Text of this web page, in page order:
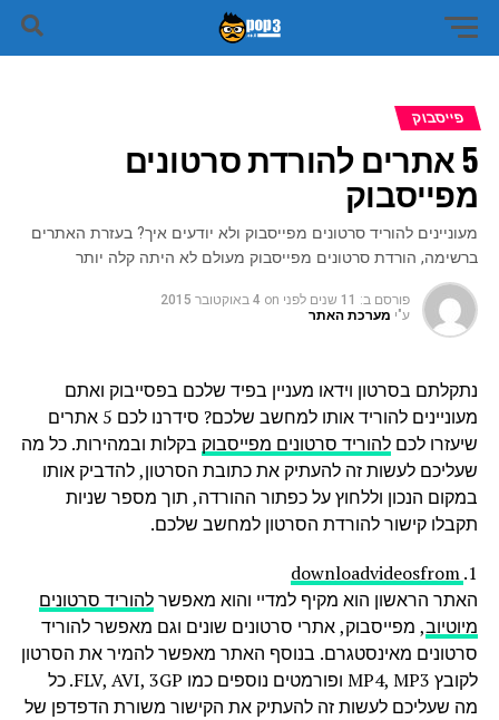
פייסבוק
5 אתרים להורדת סרטונים
מפייסבוק
מעוניינים להוריד סרטונים מפייסבוק ולא יודעים איך? בעזרת האתרים
ברשימה, הורדת סרטונים מפייסבוק מעולם לא היתה קלה יותר
פורסם ב: 11 שנים לפני on 4 באוקטובר 2015
ע"י מערכת האתר
נתקלתם בסרטון וידאו מעניין בפיד שלכם בפסייבוק ואתם
מעוניינים להוריד אותו למחשב שלכם? סידרנו לכם 5 אתרים
שיעזרו לכם להוריד סרטונים מפייסבוק בקלות ובמהירות. כל מה
שעליכם לעשות זה להעתיק את כתובת הסרטון, להדביק אותו
במקום הנכון וללחוץ על כפתור ההורדה, תוך מספר שניות
תקבלו קישור להורדת הסרטון למחשב שלכם.
1.
האתר הראשון הוא מקיף למדיי והוא מאפשרלהוריד סרטונים
מיוטיוב, מפייסבוק, אתרי סרטונים שונים וגם מאפשר להוריד
סרטונים מאינסטגרם. בנוסף האתר מאפשר להמיר את הסרטון
לקובץ MP4, MP3 ופורמטים נוספים כמו FLV, AVI, 3GP. כל
מה שעליכם לעשות זה להעתיק את הקישור משורת הדפדפן של